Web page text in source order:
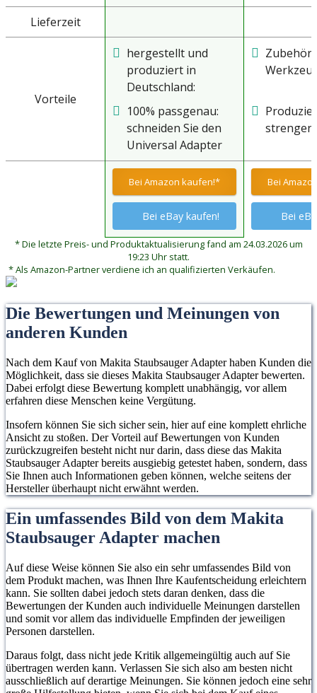
Lieferzeit
Vorteile
hergestellt und
produziert in
Deutschland:
nachhaltig und aus
qualitätiv
hochwertigen PCV-
Material gefertigt
100% passgenau:
schneiden Sie den
Universal Adapter
mit einem
Cuttermesser oder
Schere individuell
auf jeweiligen
Durchmesser zu –
für alle
Innendurchmesser
Zubehör
Bei Amazon kaufen!*
Bei eBay kaufen!
Bei
Bei
* Die letzte Preis- und Produktaktualisierung fand am 24.03.2026 um
19:23 Uhr statt.
* Als Amazon-Partner verdiene ich an qualifizierten Verkäufen.
Die Bewertungen und Meinungen von
anderen Kunden
Nach dem Kauf von Makita Staubsauger Adapter haben Kunden die
Möglichkeit, dass sie dieses Makita Staubsauger Adapter bewerten.
Dabei erfolgt diese Bewertung komplett unabhängig, vor allem
erfahren diese Menschen keine Vergütung.
Insofern können Sie sich sicher sein, hier auf eine komplett ehrliche
Ansicht zu stoßen. Der Vorteil auf Bewertungen von Kunden
zurückzugreifen besteht nicht nur darin, dass diese das Makita
Staubsauger Adapter bereits ausgiebig getestet haben, sondern, dass
Sie Ihnen auch Informationen geben können, welche seitens der
Hersteller überhaupt nicht erwähnt werden.
Ein umfassendes Bild von dem Makita
Staubsauger Adapter machen
Auf diese Weise können Sie also ein sehr umfassendes Bild von
dem Produkt machen, was Ihnen Ihre Kaufentscheidung erleichtern
kann. Sie sollten dabei jedoch stets daran denken, dass die
Bewertungen der Kunden auch individuelle Meinungen darstellen
und somit vor allem das individuelle Empfinden der jeweiligen
Personen darstellen.
Daraus folgt, dass nicht jede Kritik allgemeingültig auch auf Sie
übertragen werden kann. Verlassen Sie sich also am besten nicht
ausschließlich auf derartige Meinungen. Sie können jedoch eine sehr